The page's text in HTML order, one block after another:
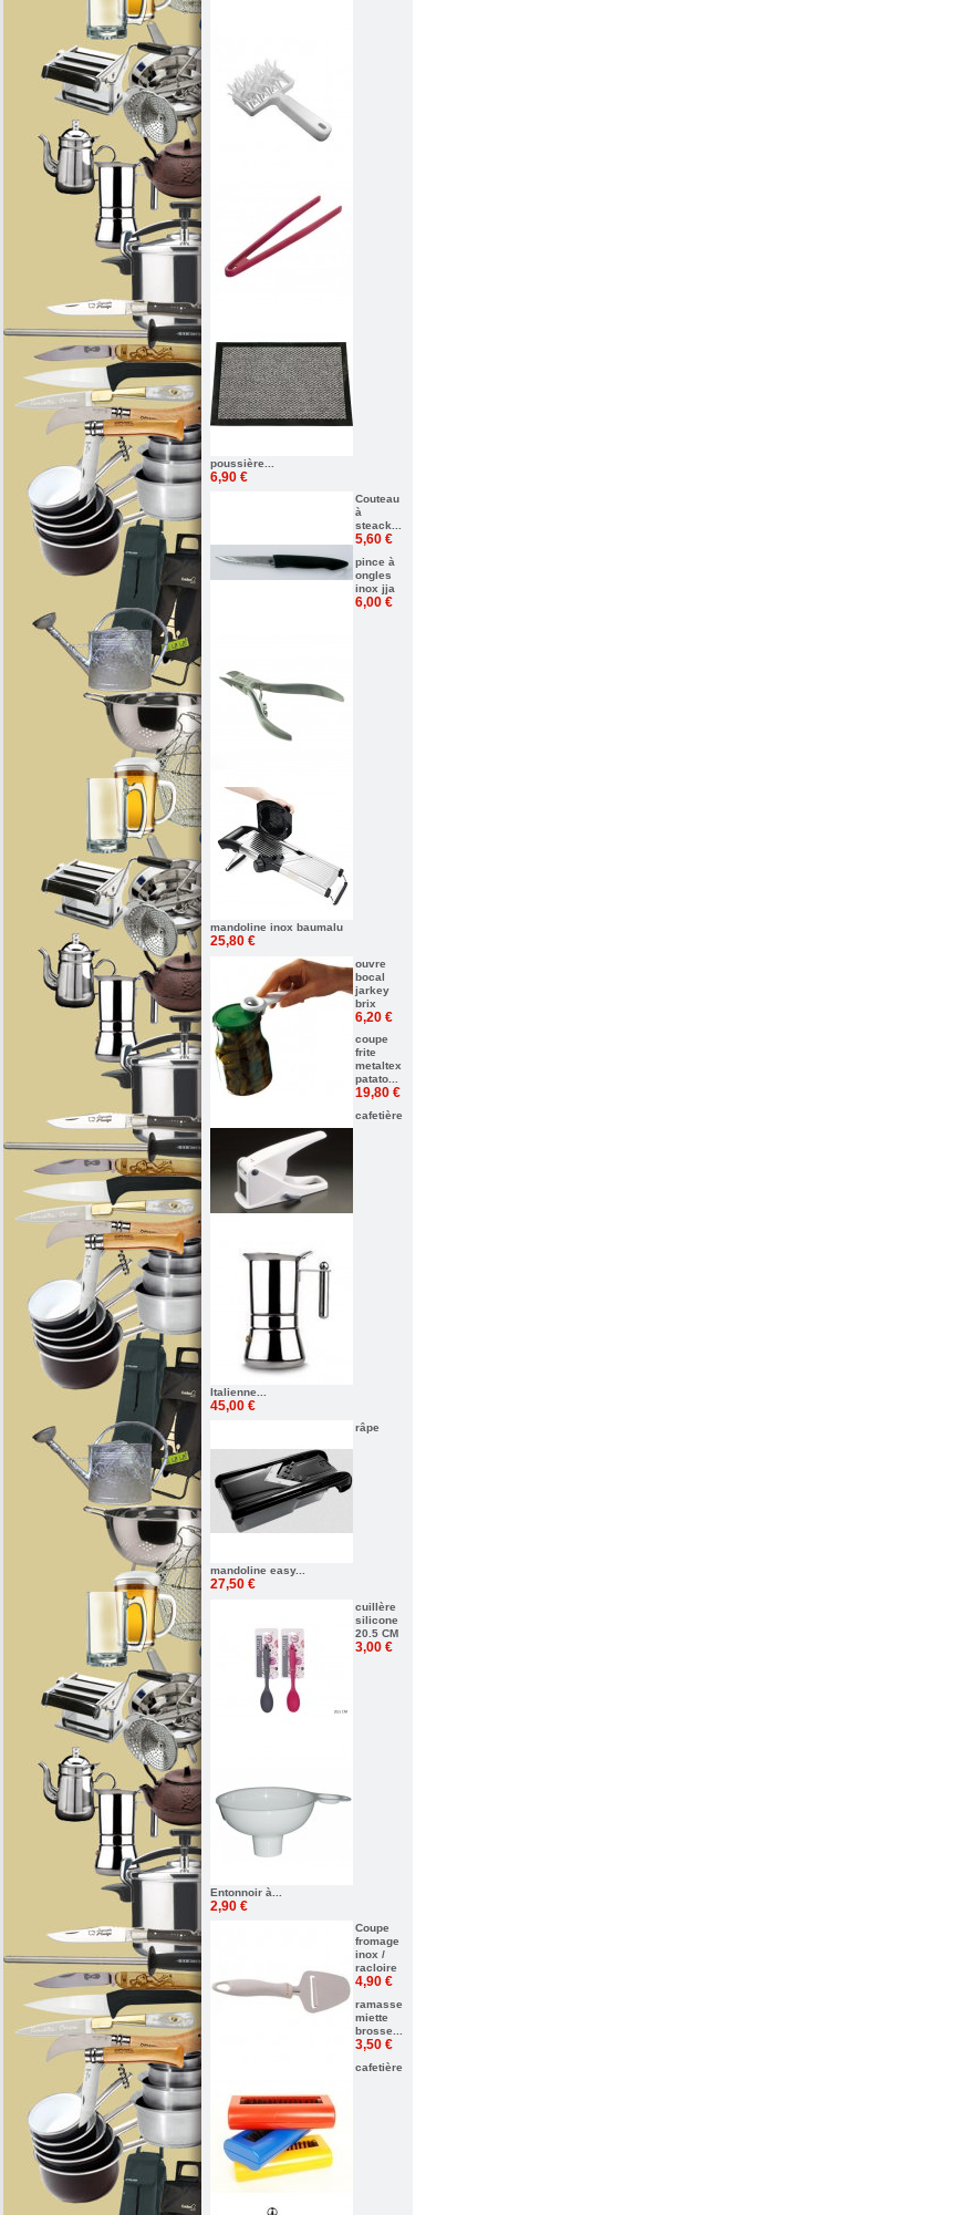
poussière...
6,90 €
Couteau
à
steack...
5,60 €
pince à
ongles
inox jja
6,00 €
mandoline inox baumalu
25,80 €
ouvre
bocal
jarkey
brix
6,20 €
coupe
frite
metaltex
patato...
19,80 €
cafetière
Italienne...
45,00 €
râpe
mandoline easy...
27,50 €
cuillère
silicone
20.5 CM
3,00 €
Entonnoir à...
2,90 €
Coupe
fromage
inox /
racloire
4,90 €
ramasse
miette
brosse...
3,50 €
cafetière